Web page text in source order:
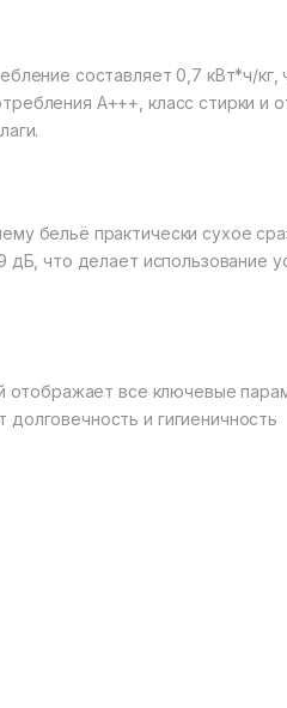
составляет 0,7 кВт*ч/кг,
A+++, класс стирки и
бельё практически сухое
что делает использование
отображает все ключевые
и гигиеничность